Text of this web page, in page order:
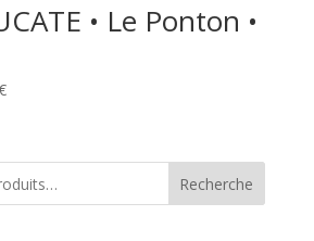
• Le Ponton •
Plage
20,00 €
à
Recherche